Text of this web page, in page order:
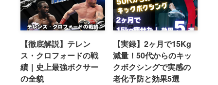
【徹底解説】テレン
ス・クロフォードの戦
績｜史上最強ボクサー
の全貌
【実録】2ヶ月で15Kg
減量！50代からのキッ
クボクシングで実感の
老化予防と効果5選